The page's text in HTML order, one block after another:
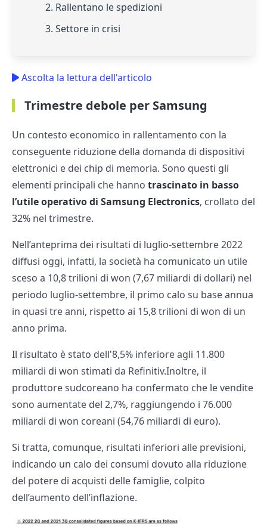
2. Rallentano le spedizioni
3. Settore in crisi
Ascolta la lettura dell'articolo
Trimestre debole per Samsung
Un contesto economico in rallentamento con la
conseguente riduzione della domanda di dispositivi
elettronici e dei chip di memoria. Sono questi gli
elementi principali che hanno trascinato in basso
l’utile operativo di Samsung Electronics, crollato del
32% nel trimestre.
Nell’anteprima dei risultati di luglio-settembre 2022
diffusi oggi, infatti, la società ha comunicato un utile
sceso a 10,8 trilioni di won (7,67 miliardi di dollari) nel
periodo luglio-settembre, il primo calo su base annua
in quasi tre anni, rispetto ai 15,8 trilioni di won di un
anno prima.
Il risultato è stato dell'8,5% inferiore agli 11.800
miliardi di won stimati da Refinitiv.Inoltre, il
produttore sudcoreano ha confermato che le vendite
sono aumentate del 2,7%, raggiungendo i 76.000
miliardi di won coreani (54,76 miliardi di euro).
Si tratta, comunque, risultati inferiori alle previsioni,
indicando un calo dei consumi dovuto alla riduzione
del potere di acquisti delle famiglie, colpito
dell’aumento dell’inflazione.